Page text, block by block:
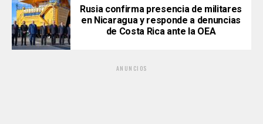
Rusia confirma presencia de militares
en Nicaragua y responde a denuncias
de Costa Rica ante la OEA
ANUNCIOS